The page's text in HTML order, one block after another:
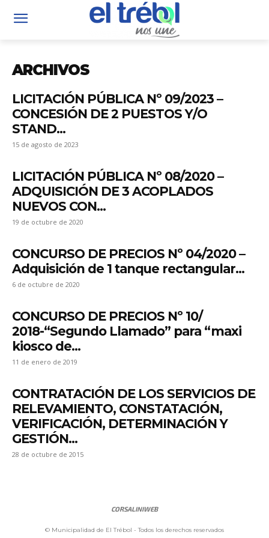
ARCHIVOS
LICITACIÓN PÚBLICA Nº 09/2023 –
CONCESIÓN DE 2 PUESTOS Y/O
STAND...
15 de agosto de 2023
LICITACIÓN PÚBLICA Nº 08/2020 –
ADQUISICIÓN DE 3 ACOPLADOS
NUEVOS CON...
19 de octubre de 2020
CONCURSO DE PRECIOS Nº 04/2020 –
Adquisición de 1 tanque rectangular...
6 de octubre de 2020
CONCURSO DE PRECIOS Nº 10/
2018-“Segundo Llamado” para “maxi
kiosco de...
11 de enero de 2019
CONTRATACIÓN DE LOS SERVICIOS DE
RELEVAMIENTO, CONSTATACIÓN,
VERIFICACIÓN, DETERMINACIÓN Y
GESTIÓN...
28 de octubre de 2015
CORSALINIWEB
© Municipalidad de El Trébol - Todos los derechos reservados